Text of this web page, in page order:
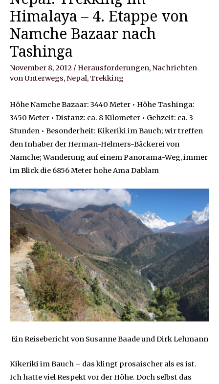
Himalaya – 4. Etappe von
Namche Bazaar nach
Tashinga
November 8, 2012 / Herausforderungen,Nachrichten
von Unterwegs,Nepal, Trekking
Höhe Namche Bazaar: 3440 Meter • Höhe Tashinga:
3450 Meter • Distanz: ca. 8 Kilometer • Gehzeit: ca. 3
Stunden • Besonderheit: Kikeriki im Bauch; wir treffen
den Inhaber der Herman-Helmers-Bäckerei von
Namche; Wanderung auf einem Panorama-Weg, immer
im Blick die 6856 Meter hohe Ama Dablam
Ein Reisebericht von Susanne Baade und Dirk Lehmann
Kikeriki im Bauch – das klingt prosaischer als es ist.
Ich hatte viel Respekt vor der Höhe. Doch selbst das